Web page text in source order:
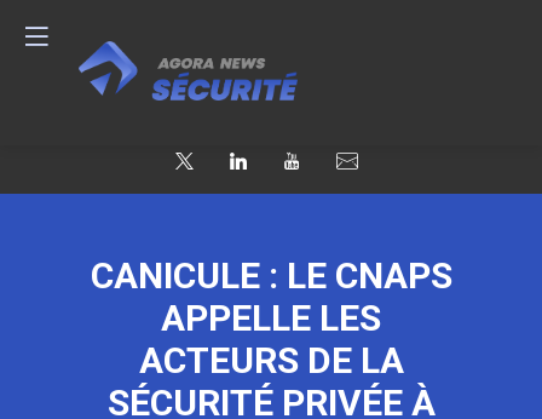
CANICULE : LE CNAPS
APPELLE LES
ACTEURS DE LA
SÉCURITÉ PRIVÉE À